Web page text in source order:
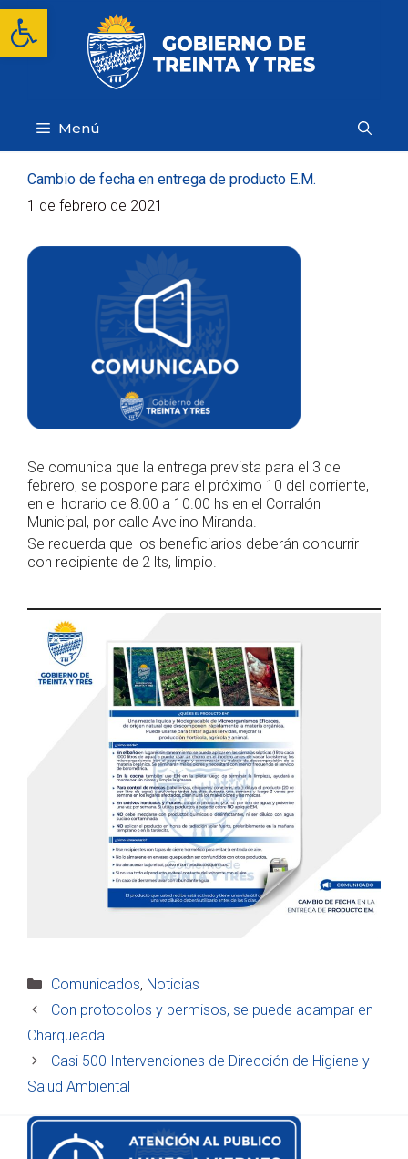
Abrir barra de herramientas
Saltar
contenido
Menú
Cambio de fecha en entrega de producto E.M.
1 de febrero de 2021
Se comunica que la entrega prevista para el 3 de
febrero, se pospone para el próximo 10 del corriente,
en el horario de 8.00 a 10.00 hs en el Corralón
Municipal, por calle Avelino Miranda.
Se recuerda que los beneficiarios deberán concurrir
con recipiente de 2 lts, limpio.
Categorías
Comunicados, Noticias
Con protocolos y permisos, se puede acampar en
Charqueada
Casi 500 Intervenciones de Dirección de Higiene y
Salud Ambiental